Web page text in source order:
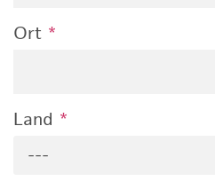
Ort *
Land *
---